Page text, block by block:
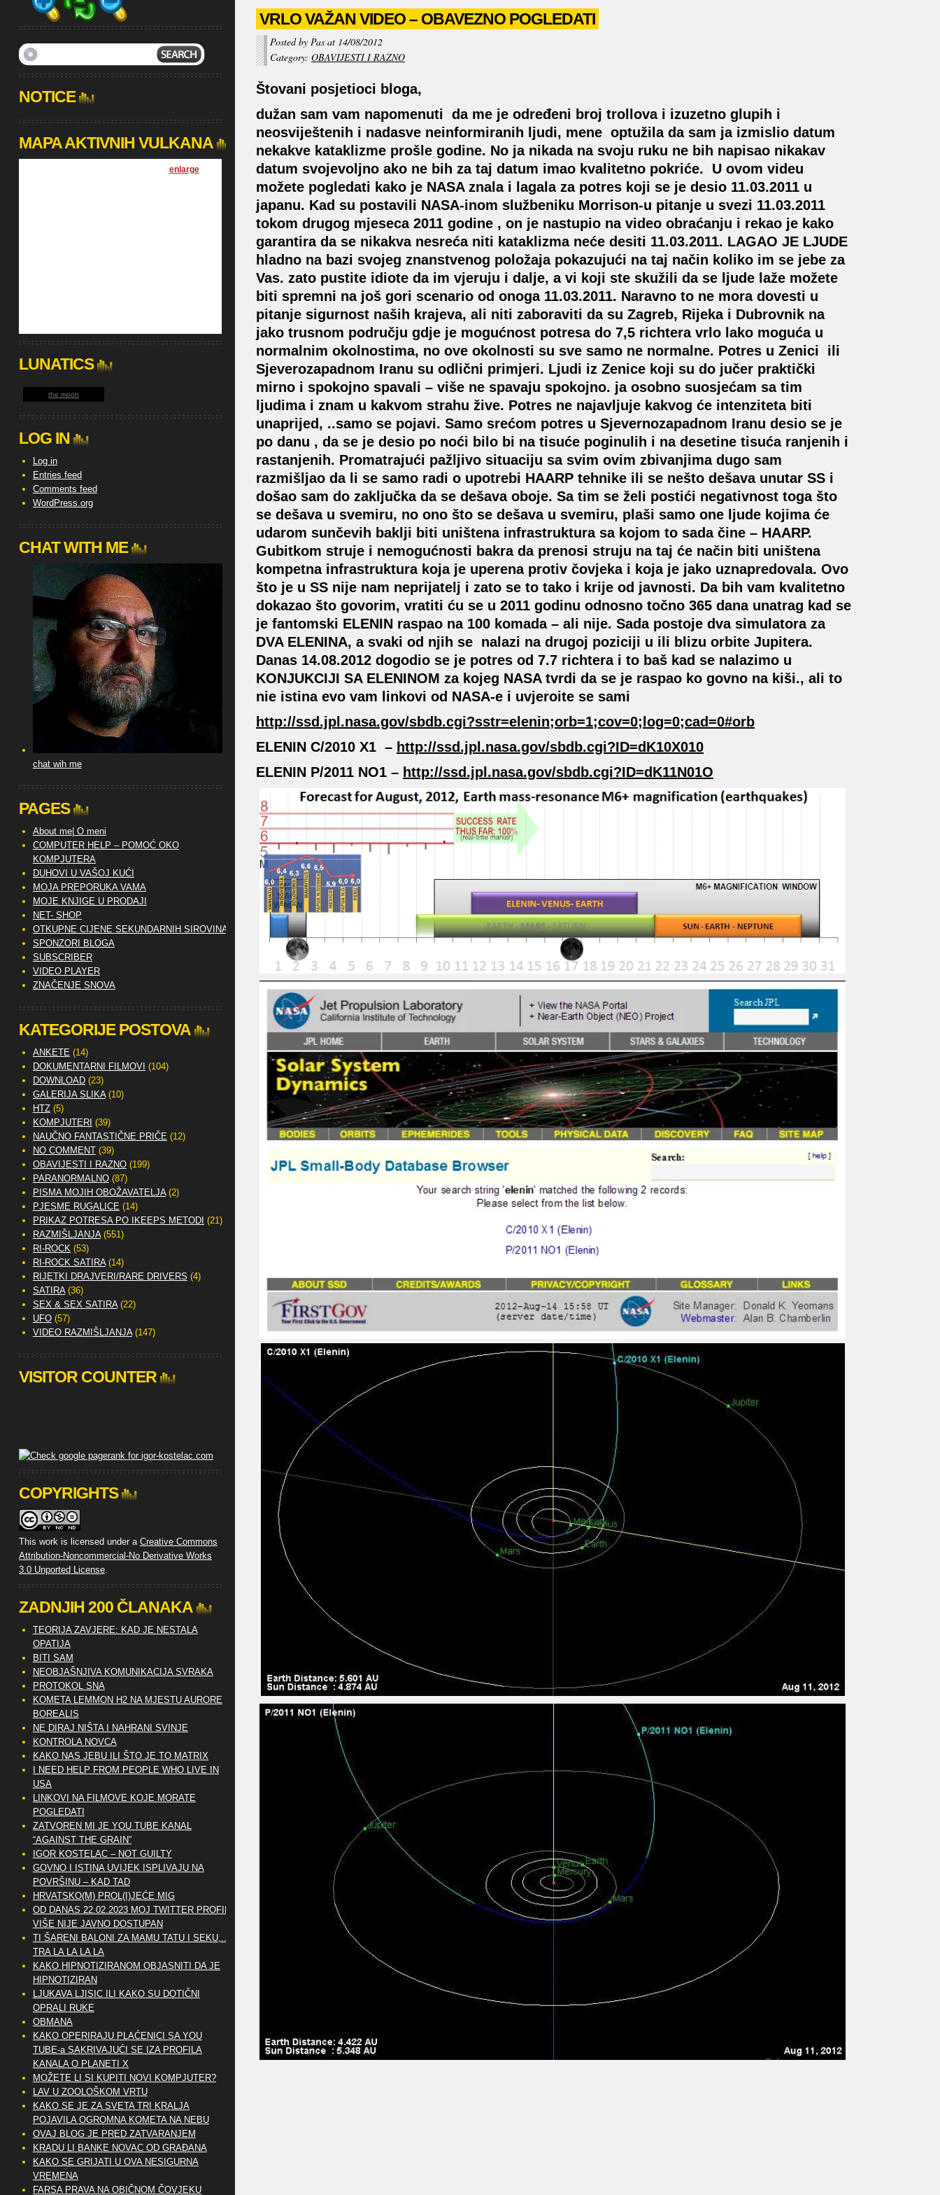
VRLO VAŽAN VIDEO – OBAVEZNO POGLEDATI
Posted by Pas at 14/08/2012
Category: OBAVIJESTI I RAZNO
Štovani posjetioci bloga,
dužan sam vam napomenuti da me je određeni broj trollova i izuzetno glupih i
neosviještenih i nadasve neinformiranih ljudi, mene optužila da sam ja izmislio datum
nekakve kataklizme prošle godine. No ja nikada na svoju ruku ne bih napisao nikakav
datum svojevoljno ako ne bih za taj datum imao kvalitetno pokriće. U ovom videu
možete pogledati kako je NASA znala i lagala za potres koji se je desio 11.03.2011 u
japanu. Kad su postavili NASA-inom službeniku Morrison-u pitanje u svezi 11.03.2011
tokom drugog mjeseca 2011 godine , on je nastupio na video obraćanju i rekao je kako
garantira da se nikakva nesreća niti kataklizma neće desiti 11.03.2011. LAGAO JE LJUDE
hladno na bazi svojeg znanstvenog položaja pokazujući na taj način koliko im se jebe za
Vas. zato pustite idiote da im vjeruju i dalje, a vi koji ste skužili da se ljude laže možete
biti spremni na još gori scenario od onoga 11.03.2011. Naravno to ne mora dovesti u
pitanje sigurnost naših krajeva, ali niti zaboraviti da su Zagreb, Rijeka i Dubrovnik na
jako trusnom području gdje je mogućnost potresa do 7,5 richtera vrlo lako moguća u
normalnim okolnostima, no ove okolnosti su sve samo ne normalne. Potres u Zenici ili
Sjeverozapadnom Iranu su odlični primjeri. Ljudi iz Zenice koji su do jučer praktički
mirno i spokojno spavali – više ne spavaju spokojno. ja osobno suosjećam sa tim
ljudima i znam u kakvom strahu žive. Potres ne najavljuje kakvog će intenziteta biti
unaprijed, ..samo se pojavi. Samo srećom potres u Sjevernozapadnom Iranu desio se je
po danu , da se je desio po noći bilo bi na tisuće poginulih i na desetine tisuća ranjenih i
rastanjenih. Promatrajući pažljivo situaciju sa svim ovim zbivanjima dugo sam
razmišljao da li se samo radi o upotrebi HAARP tehnike ili se nešto dešava unutar SS i
došao sam do zaključka da se dešava oboje. Sa tim se želi postići negativnost toga što
se dešava u svemiru, no ono što se dešava u svemiru, plaši samo one ljude kojima će
udarom sunčevih baklji biti uništena infrastruktura sa kojom to sada čine – HAARP.
Gubitkom struje i nemogućnosti bakra da prenosi struju na taj će način biti uništena
kompetna infrastruktura koja je uperena protiv čovjeka i koja je jako uznapredovala. Ovo
što je u SS nije nam neprijatelj i zato se to tako i krije od javnosti. Da bih vam kvalitetno
dokazao što govorim, vratiti ću se u 2011 godinu odnosno točno 365 dana unatrag kad se
je fantomski ELENIN raspao na 100 komada – ali nije. Sada postoje dva simulatora za
DVA ELENINA, a svaki od njih se nalazi na drugoj poziciji u ili blizu orbite Jupitera.
Danas 14.08.2012 dogodio se je potres od 7.7 richtera i to baš kad se nalazimo u
KONJUKCIJI SA ELENINOM za kojeg NASA tvrdi da se je raspao ko govno na kiši., ali to
nie istina evo vam linkovi od NASA-e i uvjeroite se sami
http://ssd.jpl.nasa.gov/sbdb.cgi?sstr=elenin;orb=1;cov=0;log=0;cad=0#orb
ELENIN C/2010 X1 – http://ssd.jpl.nasa.gov/sbdb.cgi?ID=dK10X010
ELENIN P/2011 NO1 – http://ssd.jpl.nasa.gov/sbdb.cgi?ID=dK11N01O
NOTICE
MAPA AKTIVNIH VULKANA
enlarge]
LUNATICS
the moon
LOG IN
Log in
Entries feed
Comments feed
WordPress.org
CHAT WITH ME
chat wih me
PAGES
About me| O meni
COMPUTER HELP – POMOĆ OKO
KOMPJUTERA
DUHOVI U VAŠOJ KUĆI
MOJA PREPORUKA VAMA
MOJE KNJIGE U PRODAJI
NET- SHOP
OTKUPNE CIJENE SEKUNDARNIH SIROVINA
SPONZORI BLOGA
SUBSCRIBER
VIDEO PLAYER
ZNAČENJE SNOVA
KATEGORIJE POSTOVA
ANKETE (14)
DOKUMENTARNI FILMOVI (104)
DOWNLOAD(23)
GALERIJA SLIKA(10)
HTZ(5)
KOMPJUTERI (39)
NAUČNO FANTASTIČNE PRIČE (12)
NO COMMENT(39)
OBAVIJESTI I RAZNO(199)
PARANORMALNO(87)
PISMA MOJIH OBOŽAVATELJA(2)
PJESME RUGALICE (14)
PRIKAZ POTRESA PO IKEEPS METODI (21)
RAZMIŠLJANJA(551)
RI-ROCK(53)
RI-ROCK SATIRA(14)
RIJETKI DRAJVERI/RARE DRIVERS (4)
SATIRA(36)
SEX & SEX SATIRA(22)
UFO(57)
VIDEO RAZMIŠLJANJA(147)
VISITOR COUNTER
COPYRIGHTS
This work is licensed under a Creative Commons
Attribution-Noncommercial-No Derivative Works
3.0 Unported License.
ZADNJIH 200 ČLANAKA
TEORIJA ZAVJERE: KAD JE NESTALA
OPATIJA
BITI SAM
NEOBJAŠNJIVA KOMUNIKACIJA SVRAKA
PROTOKOL SNA
KOMETA LEMMON H2 NA MJESTU AURORE
BOREALIS
NE DIRAJ NIŠTA I NAHRANI SVINJE
KONTROLA NOVCA
KAKO NAS JEBU ILI ŠTO JE TO MATRIX
I NEED HELP FROM PEOPLE WHO LIVE IN
USA
LINKOVI NA FILMOVE KOJE MORATE
POGLEDATI
ZATVOREN MI JE YOU TUBE KANAL
“AGAINST THE GRAIN”
IGOR KOSTELAC – NOT GUILTY
GOVNO I ISTINA UVIJEK ISPLIVAJU NA
POVRŠINU – KAD TAD
HRVATSKO(M) PROL(I)JEĆE MIG
OD DANAS 22.02.2023 MOJ TWITTER PROFIL
VIŠE NIJE JAVNO DOSTUPAN
TI ŠARENI BALONI ZA MAMU TATU I SEKU,..
TRA LA LA LA LA
KAKO HIPNOTIZIRANOM OBJASNITI DA JE
HIPNOTIZIRAN
LJUKAVA LJISIC ILI KAKO SU DOTIČNI
OPRALI RUKE
OBMANA
KAKO OPERIRAJU PLAĆENICI SA YOU
TUBE-a SAKRIVAJUĆI SE IZA PROFILA
KANALA O PLANETI X
MOŽETE LI SI KUPITI NOVI KOMPJUTER?
LAV U ZOOLOŠKOM VRTU
KAKO SE JE ZA SVETA TRI KRALJA
POJAVILA OGROMNA KOMETA NA NEBU
OVAJ BLOG JE PRED ZATVARANJEM
KRADU LI BANKE NOVAC OD GRAĐANA
KAKO SE GRIJATI U OVA NESIGURNA
VREMENA
FARSA PRAVA NA OBIČNOM ČOVJEKU